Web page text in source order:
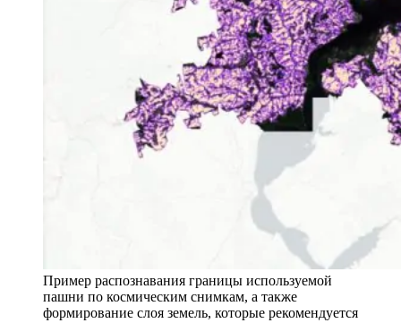
Пример распознавания границы используемой
пашни по космическим снимкам, а также
формирование слоя земель, которые рекомендуется